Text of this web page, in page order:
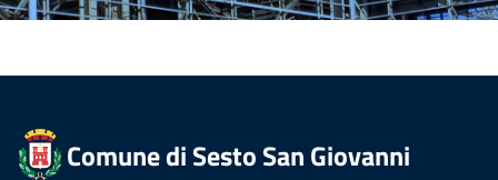
Comune di Sesto San Giovanni